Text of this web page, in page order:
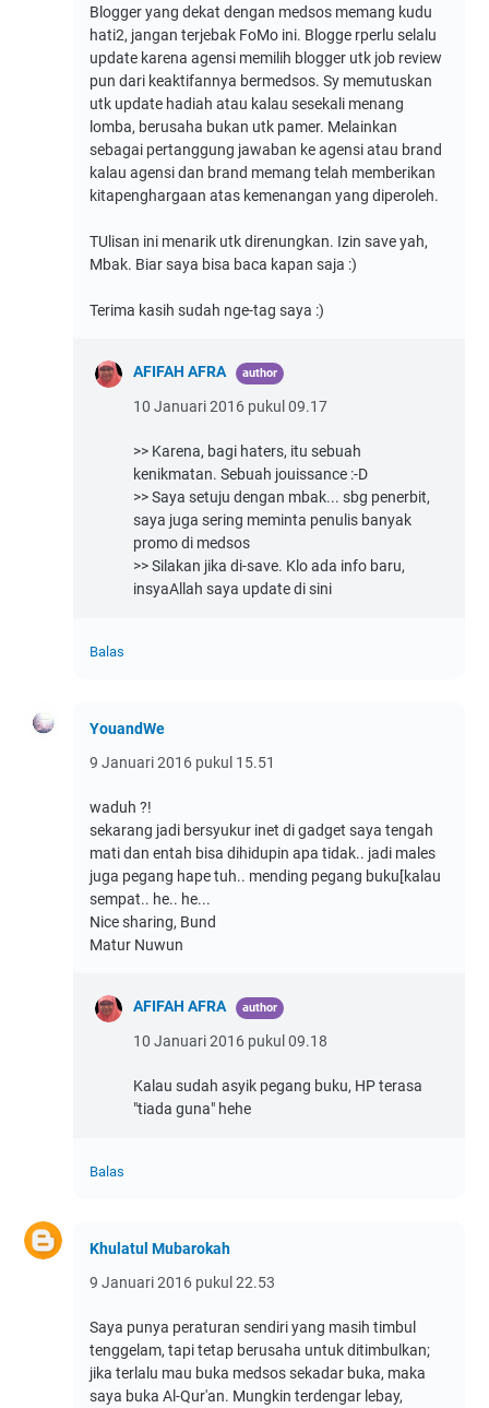
Blogger yang dekat dengan medsos memang kudu
hati2, jangan terjebak FoMo ini. Blogge rperlu selalu
update karena agensi memilih blogger utk job review
pun dari keaktifannya bermedsos. Sy memutuskan
utk update hadiah atau kalau sesekali menang
lomba, berusaha bukan utk pamer. Melainkan
sebagai pertanggung jawaban ke agensi atau brand
kalau agensi dan brand memang telah memberikan
kitapenghargaan atas kemenangan yang diperoleh.
TUlisan ini menarik utk direnungkan. Izin save yah,
Mbak. Biar saya bisa baca kapan saja :)
Terima kasih sudah nge-tag saya :)
AFIFAH AFRA
10 Januari 2016 pukul 09.17
>> Karena, bagi haters, itu sebuah
kenikmatan. Sebuah jouissance :-D
>> Saya setuju dengan mbak... sbg penerbit,
saya juga sering meminta penulis banyak
promo di medsos
>> Silakan jika di-save. Klo ada info baru,
insyaAllah saya update di sini
Balas
YouandWe
9 Januari 2016 pukul 15.51
waduh ?!
sekarang jadi bersyukur inet di gadget saya tengah
mati dan entah bisa dihidupin apa tidak.. jadi males
juga pegang hape tuh.. mending pegang buku[kalau
sempat.. he.. he...
Nice sharing, Bund
Matur Nuwun
AFIFAH AFRA
10 Januari 2016 pukul 09.18
Kalau sudah asyik pegang buku, HP terasa
"tiada guna" hehe
Balas
Khulatul Mubarokah
9 Januari 2016 pukul 22.53
Saya punya peraturan sendiri yang masih timbul
tenggelam, tapi tetap berusaha untuk ditimbulkan;
jika terlalu mau buka medsos sekadar buka, maka
saya buka Al-Qur'an. Mungkin terdengar lebay,